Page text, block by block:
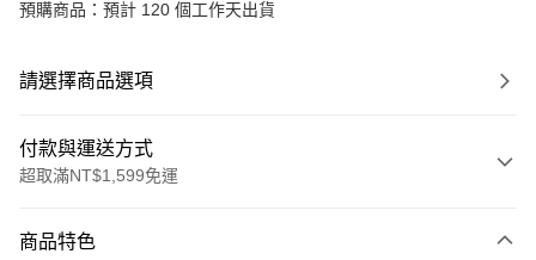
預購商品：預計 120 個工作天出貨
請選擇商品選項
付款與運送方式
超取滿NT$1,599免運
信用卡一次付款
商品特色